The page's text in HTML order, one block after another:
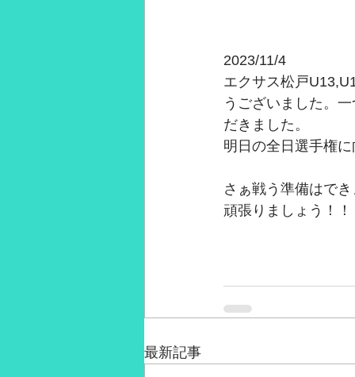
2023/11/4
エクサス松戸
うございました。
だきました。
明日の全日選手権
さぁ戦う準備はで
頑張りましょう！！
最新記事